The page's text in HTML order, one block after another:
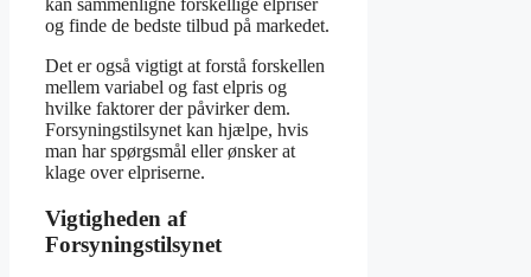
kan sammenligne forskellige elpriser
og finde de bedste tilbud på markedet.
Det er også vigtigt at forstå forskellen
mellem variabel og fast elpris og
hvilke faktorer der påvirker dem.
Forsyningstilsynet kan hjælpe, hvis
man har spørgsmål eller ønsker at
klage over elpriserne.
Vigtigheden af
Forsyningstilsynet